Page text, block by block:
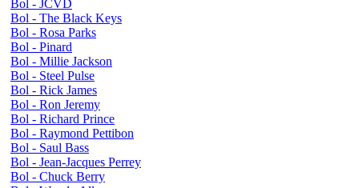
Bol - JCVD
Bol - The Black Keys
Bol - Rosa Parks
Bol - Pinard
Bol - Millie Jackson
Bol - Steel Pulse
Bol - Rick James
Bol - Ron Jeremy
Bol - Richard Prince
Bol - Raymond Pettibon
Bol - Saul Bass
Bol - Jean-Jacques Perrey
Bol - Chuck Berry